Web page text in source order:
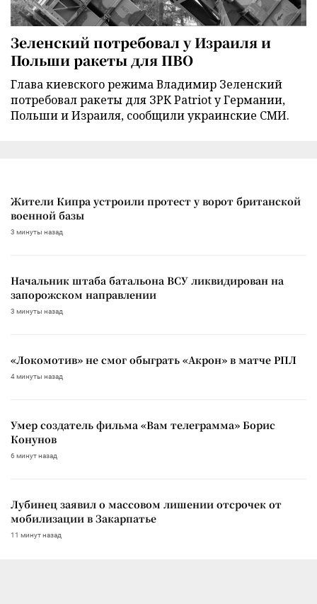
Зеленский потребовал у Израиля и
Польши ракеты для ПВО
Глава киевского режима Владимир Зеленский
потребовал ракеты для ЗРК Patriot у Германии,
Польши и Израиля, сообщили украинские СМИ.
Жители Кипра устроили протест у ворот британской
военной базы
3 минуты назад
Начальник штаба батальона ВСУ ликвидирован на
запорожском направлении
3 минуты назад
«Локомотив» не смог обыграть «Акрон» в матче РПЛ
4 минуты назад
Умер создатель фильма «Вам телеграмма» Борис
Конунов
6 минут назад
Лубинец заявил о массовом лишении отсрочек от
мобилизации в Закарпатье
11 минут назад